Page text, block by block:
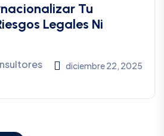
Tu
Legales Ni
diciembre 22, 2025